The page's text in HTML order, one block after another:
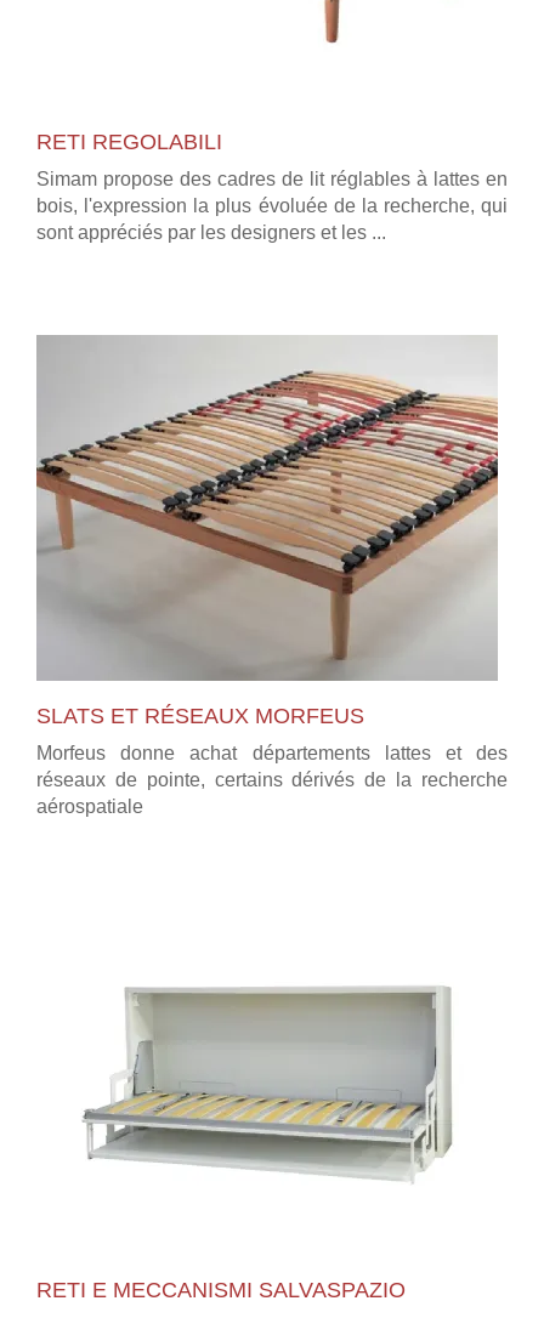
RETI REGOLABILI
Simam propose des cadres de lit réglables à lattes en
bois, l'expression la plus évoluée de la recherche, qui
sont appréciés par les designers et les ...
SLATS ET RÉSEAUX MORFEUS
Morfeus donne achat départements lattes et des
réseaux de pointe, certains dérivés de la recherche
aérospatiale
RETI E MECCANISMI SALVASPAZIO